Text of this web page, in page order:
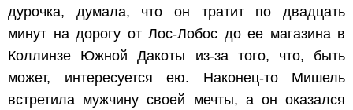
дурочка, думала, что он тратит по двадцать
минут на дорогу от Лос-Лобос до ее магазина в
Коллинзе Южной Дакоты из-за того, что, быть
может, интересуется ею. Наконец-то Мишель
встретила мужчину своей мечты, а он оказался